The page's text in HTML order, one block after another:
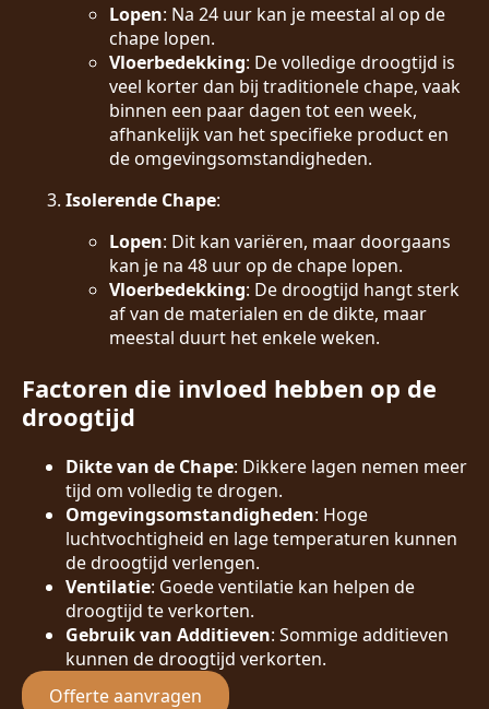
Lopen: Na 24 uur kan je meestal al op de
chape lopen.
Vloerbedekking: De volledige droogtijd is
veel korter dan bij traditionele chape, vaak
binnen een paar dagen tot een week,
afhankelijk van het specifieke product en
de omgevingsomstandigheden.
Isolerende Chape:
Lopen: Dit kan variëren, maar doorgaans
kan je na 48 uur op de chape lopen.
Vloerbedekking: De droogtijd hangt sterk
af van de materialen en de dikte, maar
meestal duurt het enkele weken.
Factoren die invloed hebben op de
droogtijd
Dikte van de Chape: Dikkere lagen nemen meer
tijd om volledig te drogen.
Omgevingsomstandigheden: Hoge
luchtvochtigheid en lage temperaturen kunnen
de droogtijd verlengen.
Ventilatie: Goede ventilatie kan helpen de
droogtijd te verkorten.
Gebruik van Additieven: Sommige additieven
kunnen de droogtijd verkorten.
Offerte aanvragen